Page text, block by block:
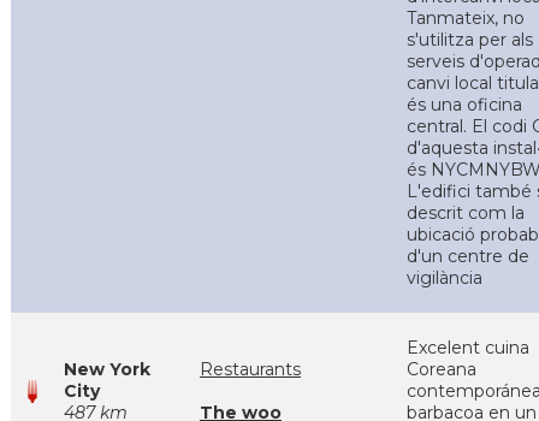
Tanmateix, no
s'utilitza per als
serveis
canvi local
és una oficina
central. El codi
d'aquesta
és
L'edifici també
descrit com la
ubicació
d'un centre de
vigilància
New York
City
487 km
Restaurants
The woo
Excelent cuina
Coreana
barbacoa en